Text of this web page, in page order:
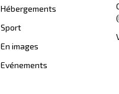
Hébergements
Sport
En images
Evénements